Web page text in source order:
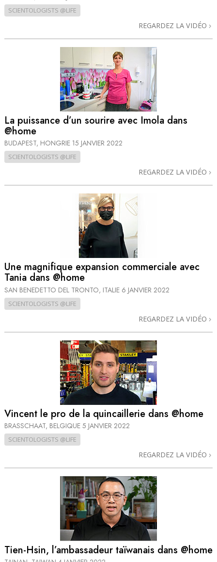
SCIENTOLOGISTS @LIFE
REGARDEZ LA VIDÉO
La puissance d’un sourire avec Imola dans
@home
BUDAPEST, HONGRIE 15 JANVIER 2022
SCIENTOLOGISTS @LIFE
REGARDEZ LA VIDÉO
Une magnifique expansion commerciale avec
Tania dans @home
SAN BENEDETTO DEL TRONTO, ITALIE 6 JANVIER 2022
SCIENTOLOGISTS @LIFE
REGARDEZ LA VIDÉO
Vincent le pro de la quincaillerie dans @home
BRASSCHAAT, BELGIQUE 5 JANVIER 2022
SCIENTOLOGISTS @LIFE
REGARDEZ LA VIDÉO
Tien-Hsin, l’ambassadeur taïwanais dans @home